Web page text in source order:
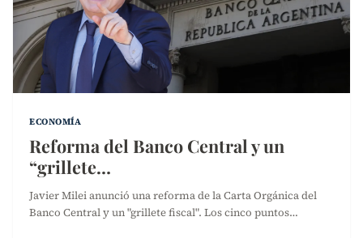
ECONOMÍA
Reforma del Banco Central y un
“grillete…
Javier Milei anunció una reforma de la Carta Orgánica del
Banco Central y un "grillete fiscal". Los cinco puntos…